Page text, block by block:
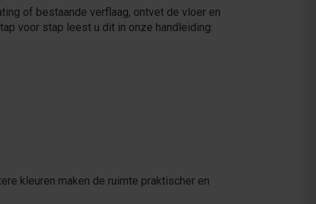
of bestaande verflaag, ontvet de vloer en
voor stap leest u dit in onze handleiding:
kleuren maken de ruimte praktischer en